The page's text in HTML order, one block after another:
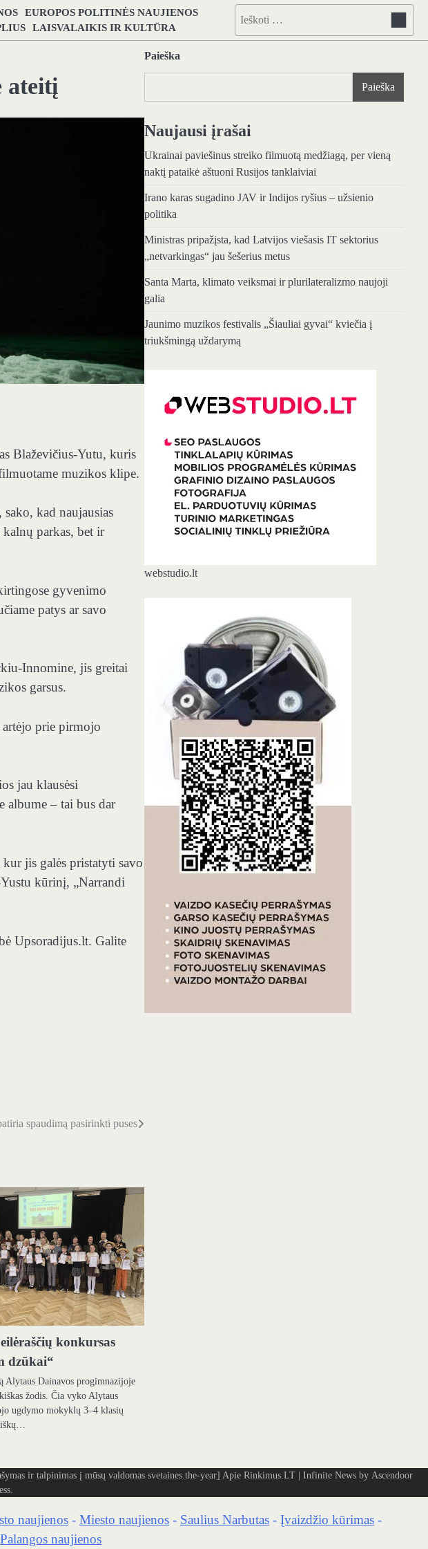
EUROPOS POLITINĖS NAUJIENOS
LAISVALAIKIS IR KULTŪRA
Ieškoti:
ateitį
Blaževičius-Yutu, kuris
muzikos klipe.
kad naujausias
parkas, bet ir
​​gyvenimo
patys ar savo
Innomine, jis greitai
garsus.
prie pirmojo
jau klausėsi
albume – tai bus dar
jis galės pristatyti savo
kūrinį, „Narrandi
Upsoradijus.lt. Galite
spaudimą pasirinkti puses
konkursas
dzūkai“
Alytaus Dainavos progimnazijoje
žodis. Čia vyko Alytaus
ugdymo mokyklų 3–4 klasių
Paieška
Paieška
Naujausi įrašai
Ukrainai paviešinus streiko filmuotą medžiagą, per vieną
naktį pataikė aštuoni Rusijos tanklaiviai
Irano karas sugadino JAV ir Indijos ryšius – užsienio
politika
Ministras pripažįsta, kad Latvijos viešasis IT sektorius
„netvarkingas“ jau šešerius metus
Santa Marta, klimato veiksmai ir plurilateralizmo naujoji
galia
Jaunimo muzikos festivalis „Šiauliai gyvai“ kviečia į
triukšmingą uždarymą
webstudio.lt
ir talpinimas į mūsų valdomas svetaines.the-year] Apie Rinkimus.LT| Infinite News by Ascendoor
naujienos - Miesto naujienos - Saulius Narbutas - Įvaizdžio kūrimas -
Palangos naujienos